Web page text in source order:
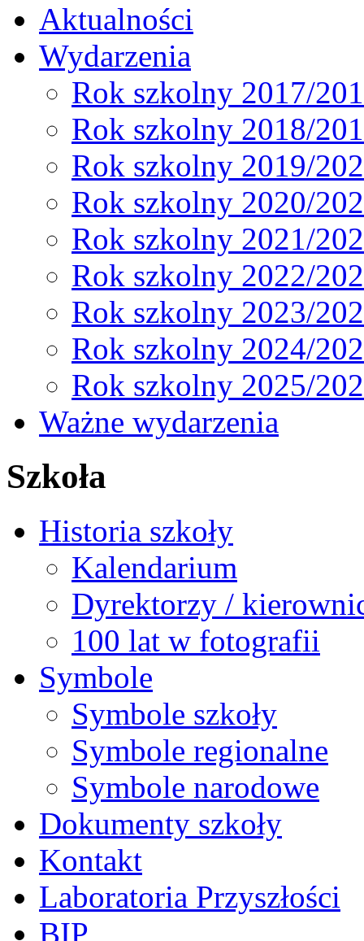
Aktualności
Wydarzenia
Rok szkolny 2017/
Rok szkolny 2018/
Rok szkolny 2019/
Rok szkolny 2020/
Rok szkolny 2021/
Rok szkolny 2022/
Rok szkolny 2023/
Rok szkolny 2024/
Rok szkolny 2025/
Ważne wydarzenia
Szkoła
Historia szkoły
Kalendarium
Dyrektorzy /
100 lat w fotografii
Symbole
Symbole szkoły
Symbole regionalne
Symbole narodowe
Dokumenty szkoły
Kontakt
Laboratoria Przyszłości
BIP